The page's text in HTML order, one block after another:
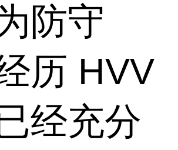
防守
历 HVV
经充分